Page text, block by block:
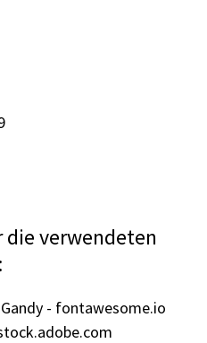
verwendeten
- fontawesome.io